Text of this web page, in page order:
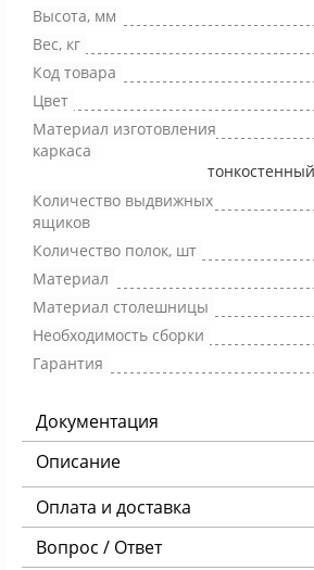
Высота, мм
Вес, кг
Код товара
Цвет
Материал изготовления
каркаса
Количество выдвижных
ящиков
Количество полок, шт
Материал
Материал столешницы
Необходимость сборки
Гарантия
Документация
Описание
Оплата и доставка
Вопрос / Ответ